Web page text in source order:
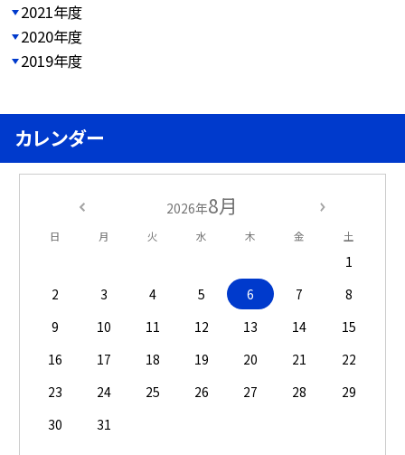
2021年度
2020年度
2019年度
カレンダー
2026年8月
日 月 火 水 木 金 土
1
2
3 4 5 6 7
8
9
10 11 12 13 14
15
16
17 18 19 20 21
22
23
24 25 26 27 28
29
30
31